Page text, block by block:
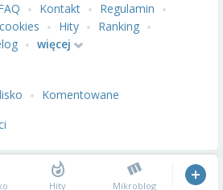
Kontakt
Regulamin
Hity
Ranking
więcej
Komentowane
Hity Mikroblog